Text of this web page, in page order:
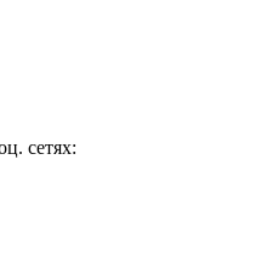
сетях: